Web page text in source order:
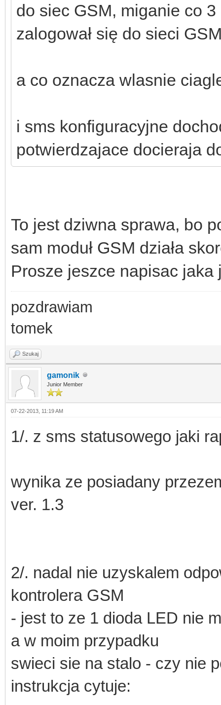
do siec GSM, miganie co
zalogował się do sieci
a co oznacza wlasnie
i sms konfiguracyjne
potwierdzajace docieraja
To jest dziwna sprawa, bo
sam moduł GSM działa
Prosze jeszce napisac
pozdrawiam
tomek
Szukaj
gamonik
Junior Member
07-22-2013, 11:19 AM
1/. z sms statusowego jaki
wynika ze posiadany
ver. 1.3
2/. nadal nie uzyskalem
kontrolera GSM
- jest to ze 1 dioda LED nie
a w moim przypadku
swieci sie na stalo - czy nie
instrukcja cytuje: